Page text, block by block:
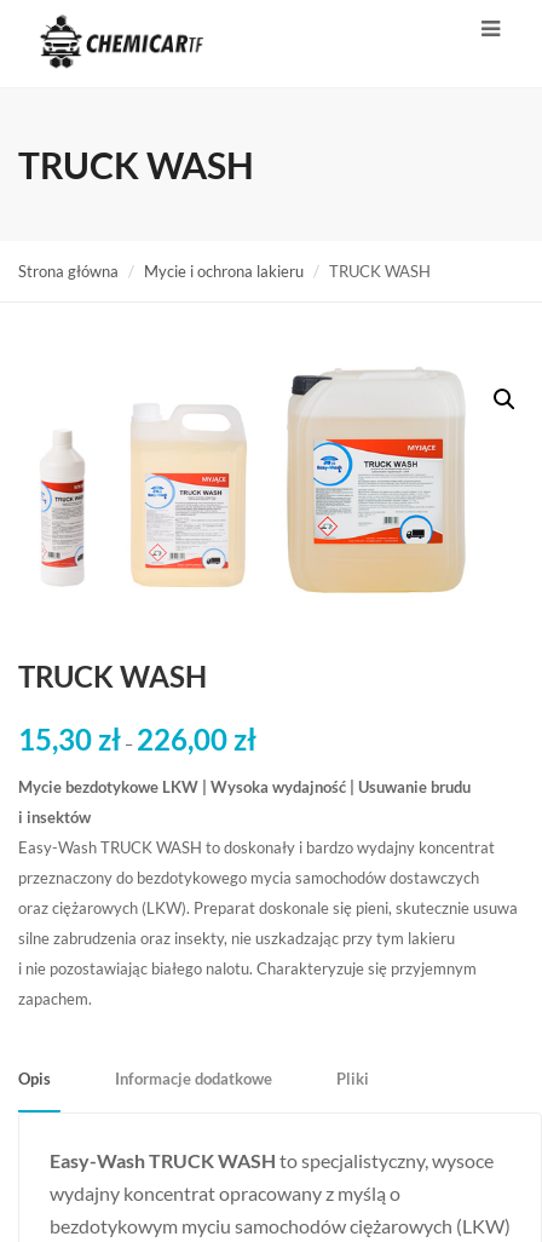
TRUCK WASH
Strona główna Mycie i ochrona lakieru TRUCK WASH
TRUCK WASH
15,30zł – 226,00złZakres
od
do
226,00 zł
Mycie bezdotykowe LKW | Wysoka wydajność | Usuwanie brudu
i insektów
Easy-Wash TRUCK WASH to doskonały i bardzo wydajny koncentrat
przeznaczony do bezdotykowego mycia samochodów dostawczych
oraz ciężarowych (LKW). Preparat doskonale się pieni, skutecznie usuwa
silne zabrudzenia oraz insekty, nie uszkadzając przy tym lakieru
i nie pozostawiając białego nalotu. Charakteryzuje się przyjemnym
zapachem.
Opis Informacje dodatkowe Pliki
Easy-Wash TRUCK WASH to specjalistyczny, wysoce
wydajny koncentrat opracowany z myślą o
bezdotykowym myciu samochodów ciężarowych (LKW)